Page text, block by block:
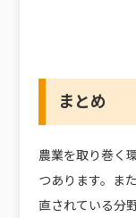
まとめ
農業を取り巻く
つあります。ま
直されている分